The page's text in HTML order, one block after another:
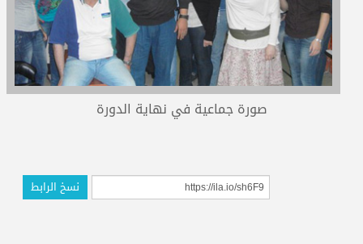
صورة جماعية في نهاية الدورة
نسخ الرابط